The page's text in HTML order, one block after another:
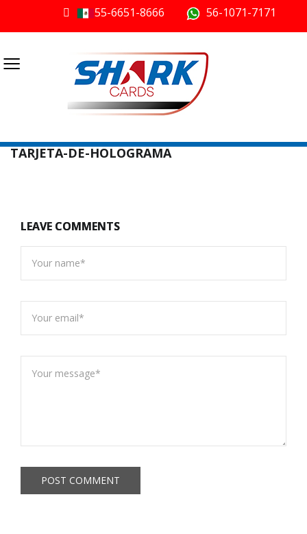
55-6651-8666 56-1071-7171
≡
TARJETA-DE-HOLOGRAMA
LEAVE COMMENTS